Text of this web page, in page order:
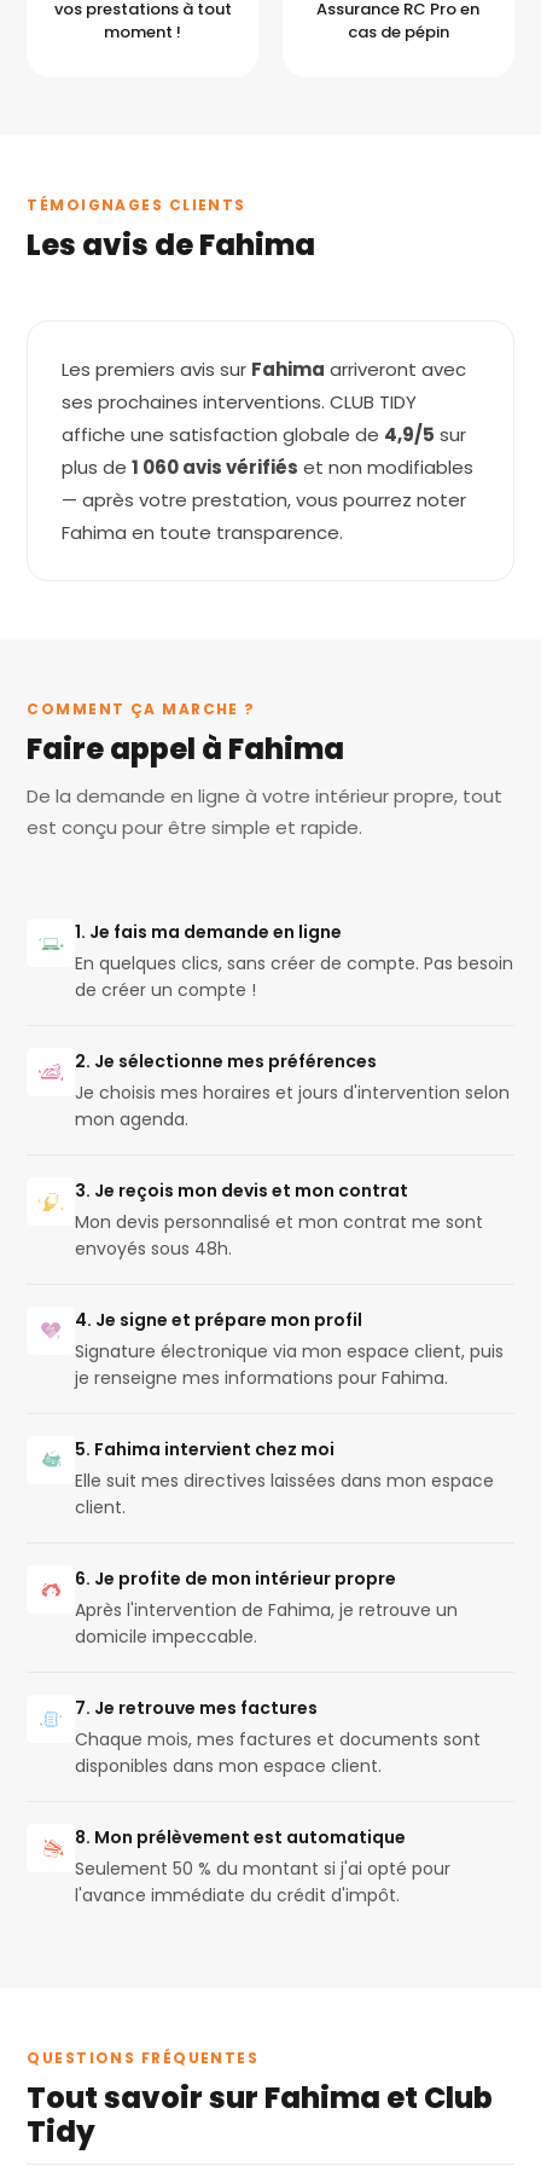
vos prestations à tout
moment !
Assurance RC Pro en
cas de pépin
TÉMOIGNAGES CLIENTS
Les avis de Fahima
Les premiers avis sur Fahima arriveront avec
ses prochaines interventions. CLUB TIDY
affiche une satisfaction globale de 4,9/5 sur
plus de1 060 avis vérifiés et non modifiables
— après votre prestation, vous pourrez noter
Fahima en toute transparence.
COMMENT ÇA MARCHE ?
Faire appel à Fahima
De la demande en ligne à votre intérieur propre, tout
est conçu pour être simple et rapide.
1. Je fais ma demande en ligne
En quelques clics, sans créer de compte. Pas besoin
de créer un compte !
2. Je sélectionne mes préférences
Je choisis mes horaires et jours d'intervention selon
mon agenda.
3. Je reçois mon devis et mon contrat
Mon devis personnalisé et mon contrat me sont
envoyés sous 48h.
4. Je signe et prépare mon profil
Signature électronique via mon espace client, puis
je renseigne mes informations pour Fahima.
5. Fahima intervient chez moi
Elle suit mes directives laissées dans mon espace
client.
6. Je profite de mon intérieur propre
Après l'intervention de Fahima, je retrouve un
domicile impeccable.
7. Je retrouve mes factures
Chaque mois, mes factures et documents sont
disponibles dans mon espace client.
8. Mon prélèvement est automatique
Seulement 50 % du montant si j'ai opté pour
l'avance immédiate du crédit d'impôt.
QUESTIONS FRÉQUENTES
Tout savoir sur Fahima et Club
Tidy